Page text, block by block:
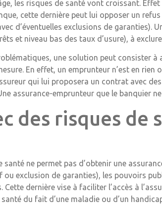
les risques de santé vont croissant.
cette dernière peut lui opposer un
d’éventuelles exclusions de
et niveau bas des taux d’usure), à
une solution peut consister à
En effet, un emprunteur n’est en rien
qui lui proposera un contrat avec
assurance-emprunteur que le banquier
des risques de
santé ne permet pas d’obtenir une
exclusion de garanties), les pouvoirs
dernière vise à faciliter l’accès à
du fait d’une maladie ou d’un